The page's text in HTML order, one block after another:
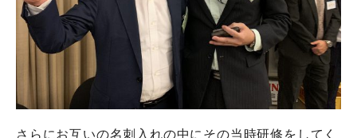
さらにお互いの名刺入れの中にその当時研修をしてく